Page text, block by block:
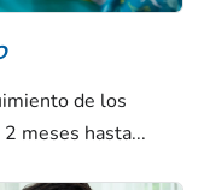
de los
meses hasta...